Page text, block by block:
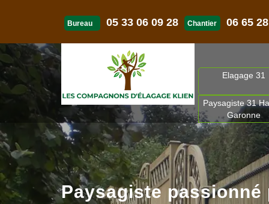
Bureau 05 33 06 09 28 Chantier 06 65
Elagage 31
Paysagiste 31
Garonne
Paysagiste passionné